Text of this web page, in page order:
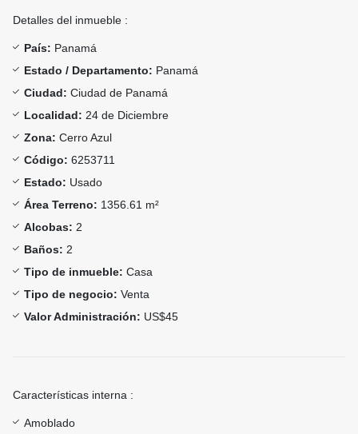
Detalles del inmueble :
País: Panamá
Estado / Departamento: Panamá
Ciudad: Ciudad de Panamá
Localidad: 24 de Diciembre
Zona: Cerro Azul
Código: 6253711
Estado: Usado
Área Terreno: 1356.61 m²
Alcobas: 2
Baños: 2
Tipo de inmueble: Casa
Tipo de negocio: Venta
Valor Administración: US$45
Características interna :
Amoblado